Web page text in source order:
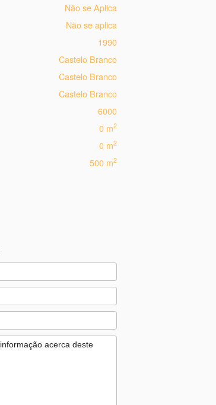
Não se Aplica
Não se aplica
1990
Castelo Branco
Castelo Branco
Castelo Branco
6000
0 m2
0 m2
500 m2